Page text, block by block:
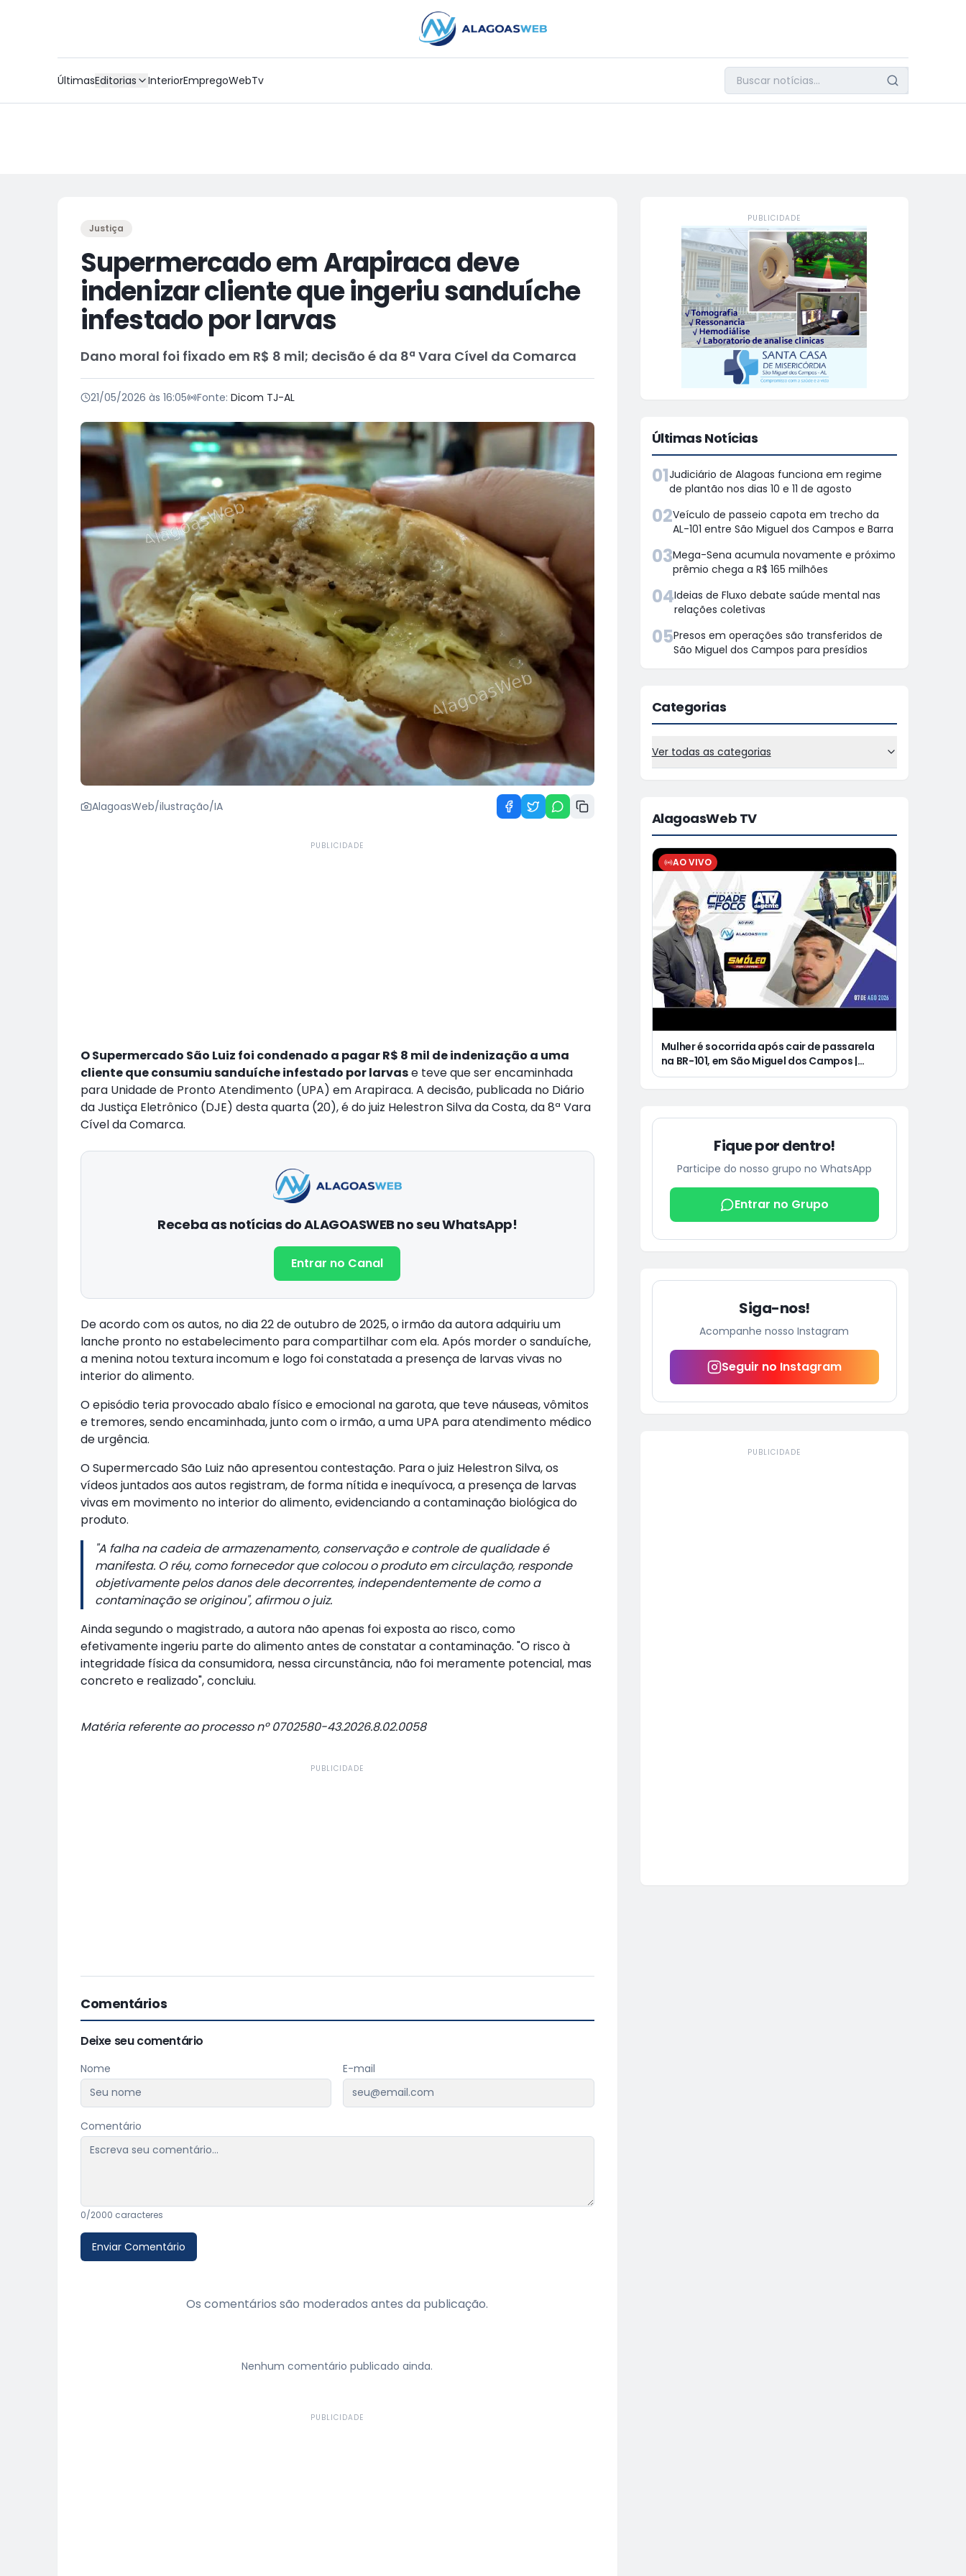
ÚltimasEditorias InteriorEmpregoWebTv
PUBLICIDADE
Justiça
Supermercado em Arapiraca deve
indenizar cliente que ingeriu sanduíche
infestado por larvas
Dano moral foi fixado em R$ 8 mil; decisão é da 8ª Vara Cível da Comarca
21/05/2026 às 16:05 Fonte: Dicom TJ-AL
AlagoasWeb/ilustração/IA
PUBLICIDADE
O Supermercado São Luiz foi condenado a pagar R$ 8 mil de indenização a uma
cliente que consumiu sanduíche infestado por larvase teve que ser encaminhada
para Unidade de Pronto Atendimento (UPA) em Arapiraca. A decisão, publicada no Diário
da Justiça Eletrônico (DJE) desta quarta (20), é do juiz Helestron Silva da Costa, da 8ª Vara
Cível da Comarca.
Receba as notícias do ALAGOASWEB no seu WhatsApp!
Entrar no Canal
De acordo com os autos, no dia 22 de outubro de 2025, o irmão da autora adquiriu um
lanche pronto no estabelecimento para compartilhar com ela. Após morder o sanduíche,
a menina notou textura incomum e logo foi constatada a presença de larvas vivas no
interior do alimento.
O episódio teria provocado abalo físico e emocional na garota, que teve náuseas, vômitos
e tremores, sendo encaminhada, junto com o irmão, a uma UPA para atendimento médico
de urgência.
O Supermercado São Luiz não apresentou contestação. Para o juiz Helestron Silva, os
vídeos juntados aos autos registram, de forma nítida e inequívoca, a presença de larvas
vivas em movimento no interior do alimento, evidenciando a contaminação biológica do
produto.
"A falha na cadeia de armazenamento, conservação e controle de qualidade é
manifesta. O réu, como fornecedor que colocou o produto em circulação, responde
objetivamente pelos danos dele decorrentes, independentemente de como a
contaminação se originou", afirmou o juiz.
Ainda segundo o magistrado, a autora não apenas foi exposta ao risco, como
efetivamente ingeriu parte do alimento antes de constatar a contaminação. "O risco à
integridade física da consumidora, nessa circunstância, não foi meramente potencial, mas
concreto e realizado", concluiu.
Matéria referente ao processo nº 0702580-43.2026.8.02.0058
PUBLICIDADE
Comentários
Deixe seu comentário
Nome E-mail
Comentário
0/2000 caracteres
Enviar Comentário
Os comentários são moderados antes da publicação.
Nenhum comentário publicado ainda.
PUBLICIDADE
PUBLICIDADE
Últimas Notícias
01Judiciário de Alagoas funciona em regime
de plantão nos dias 10 e 11 de agosto
02Veículo de passeio capota em trecho da
AL-101 entre São Miguel dos Campos e Barra
03Mega-Sena acumula novamente e próximo
prêmio chega a R$ 165 milhões
04Ideias de Fluxo debate saúde mental nas
relações coletivas
05Presos em operações são transferidos de
São Miguel dos Campos para presídios
Categorias
Ver todas as categorias
AlagoasWeb TV
AO VIVO
Mulher é socorrida após cair de passarela
na BR-101, em São Miguel dos Campos |
Jovem de 25 anos morre após acidente de
Fique por dentro!
Participe do nosso grupo no WhatsApp
Entrar no Grupo
Siga-nos!
Acompanhe nosso Instagram
Seguir no Instagram
PUBLICIDADE